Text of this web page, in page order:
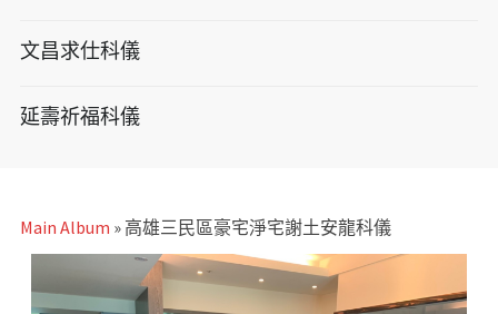
文昌求仕科儀
延壽祈福科儀
Main Album » 高雄三民區豪宅淨宅謝土安龍科儀